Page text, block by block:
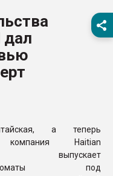
28.07.2026
ситуацией на
Всё, что касается
дал
а теперь
компания Haitian
выпускает
под